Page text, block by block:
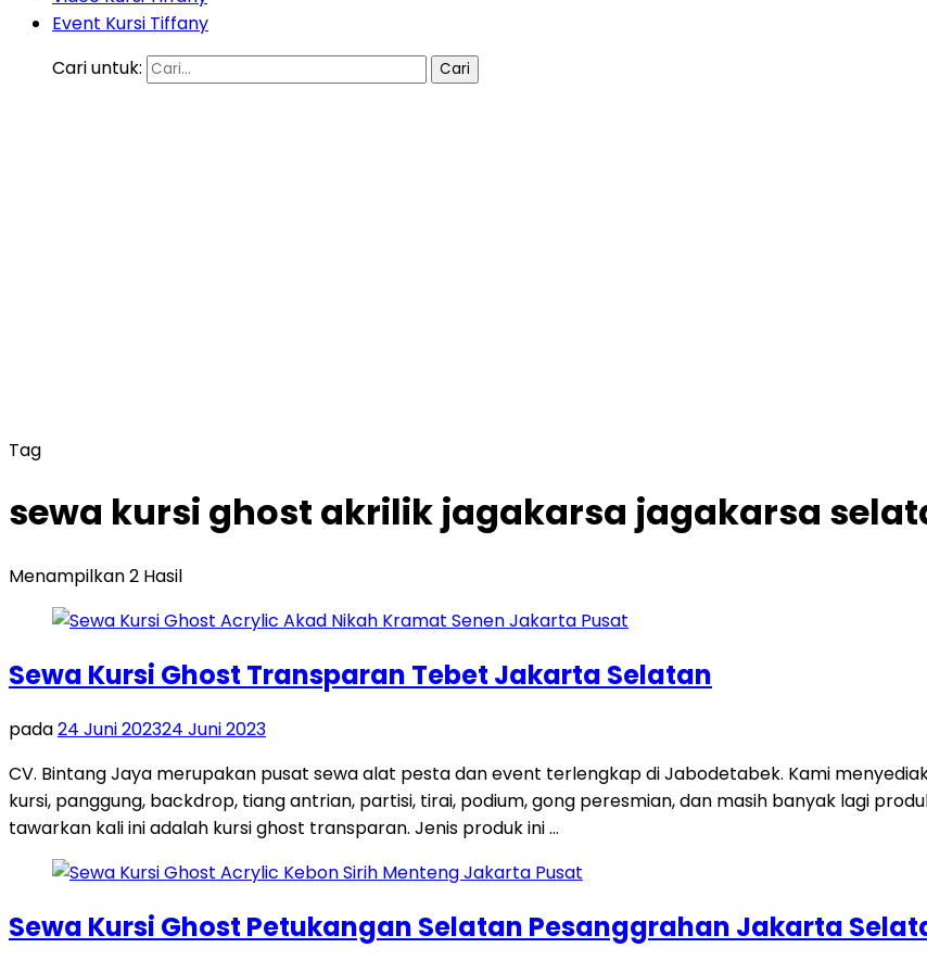
Event Kursi Tiffany
Cari untuk:
Tag
sewa kursi ghost akrilik jagakarsa jagakarsa
Menampilkan 2 Hasil
Sewa Kursi Ghost Transparan Tebet Jakarta Selatan
pada24 Juni 202324 Juni 2023
CV. Bintang Jaya merupakan pusat sewa alat pesta dan event terlengkap di Jabodetabek. Kami
kursi, panggung, backdrop, tiang antrian, partisi, tirai, podium, gong peresmian, dan masih banyak lagi
tawarkan kali ini adalah kursi ghost transparan. Jenis produk ini …
Sewa Kursi Ghost Petukangan Selatan Pesanggrahan Jakarta